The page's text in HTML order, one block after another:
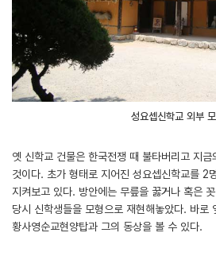
성요셉신학교 외부
옛 신학교 건물은 한국전쟁 때 불타버리고 지
것이다. 초가 형태로 지어진 성요셉신학교를 2
지켜보고 있다. 방안에는 무릎을 꿇거나 혹은
당시 신학생들을 모형으로 재현해놓았다. 바로
황사영순교현양탑과 그의 동상을 볼 수 있다.